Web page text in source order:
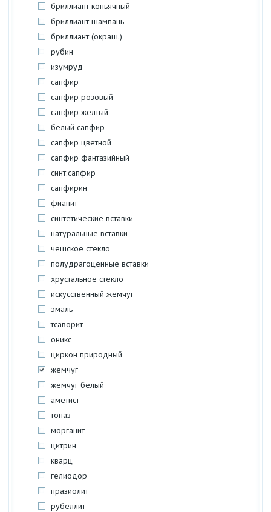
бриллиант коньячный
бриллиант шампань
бриллиант (окраш.)
рубин
изумруд
сапфир
сапфир розовый
сапфир желтый
белый сапфир
сапфир цветной
сапфир фантазийный
синт.сапфир
сапфирин
фианит
синтетические вставки
натуральные вставки
чешское стекло
полудрагоценные вставки
хрустальное стекло
искусственный жемчуг
эмаль
тсаворит
оникс
циркон природный
жемчуг
жемчуг белый
аметист
топаз
морганит
цитрин
кварц
гелиодор
празиолит
рубеллит